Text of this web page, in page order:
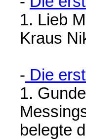
1. Lieb
Kraus
- Die
1.
belegte